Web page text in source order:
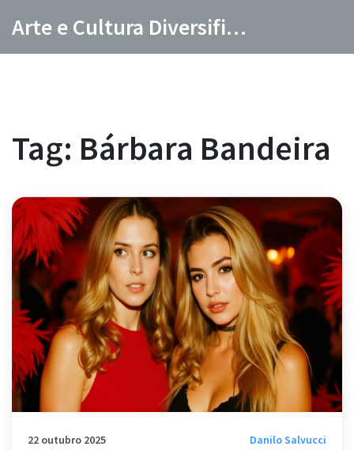
Arte e Cultura Diversificada
Tag: Bárbara Bandeira
22 outubro 2025 Danilo Salvucci